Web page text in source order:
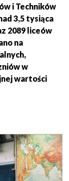
i Techników
3,5 tysiąca
2089 liceów
na
w
wartości